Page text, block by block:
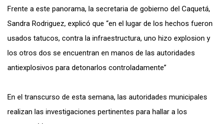
Frente a este panorama, la secretaria de gobierno del Caquetá,
Sandra Rodriguez, explicó que “en el lugar de los hechos fueron
usados tatucos, contra la infraestructura, uno hizo explosion y
los otros dos se encuentran en manos de las autoridades
antiexplosivos para detonarlos controladamente”
En el transcurso de esta semana, las autoridades municipales
realizan las investigaciones pertinentes para hallar a los